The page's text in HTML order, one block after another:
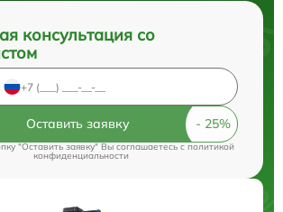
консультация со
Оставить заявку
"Оставить заявку" Вы соглашаетесь cполитикой
конфиденциальности